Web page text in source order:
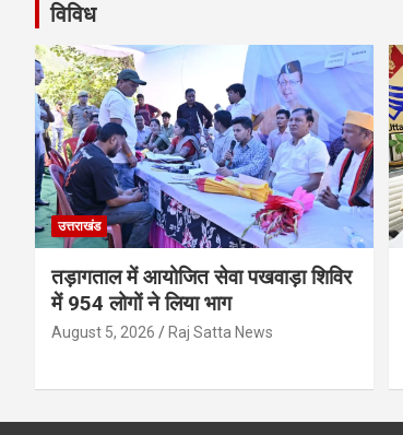
विविध
उत्तराखंड
तड़ागताल में आयोजित सेवा पखवाड़ा शिविर
में 954 लोगों ने लिया भाग
August 5, 2026 Raj Satta News